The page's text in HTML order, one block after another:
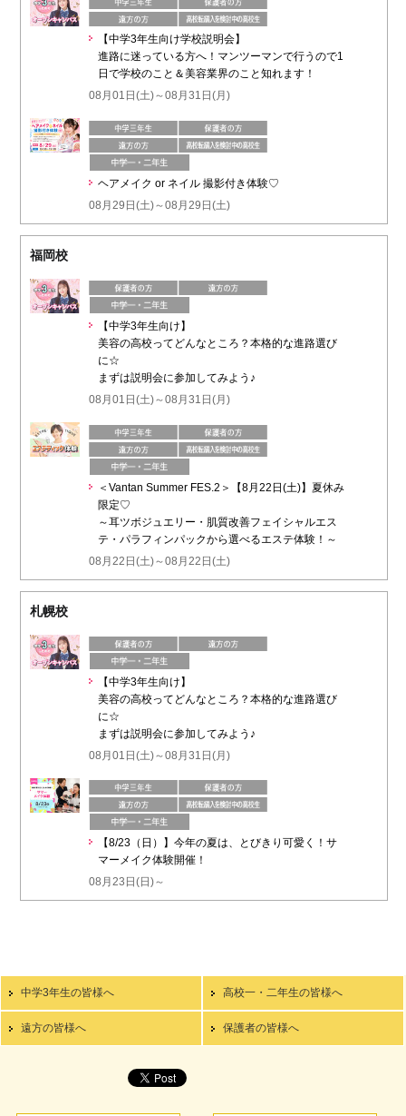
【中学3年生向け学校説明会】
進路に迷っている方へ！マンツーマンで行うので1
日で学校のこと＆美容業界のこと知れます！
08月01日(土)～08月31日(月)
ヘアメイク or ネイル 撮影付き体験♡
08月29日(土)～08月29日(土)
福岡校
【中学3年生向け】
美容の高校ってどんなところ？本格的な進路選び
に☆
まずは説明会に参加してみよう♪
08月01日(土)～08月31日(月)
＜Vantan Summer FES.2＞【8月22日(土)】夏休み
限定♡
～耳ツボジュエリー・肌質改善フェイシャルエス
テ・パラフィンパックから選べるエステ体験！～
08月22日(土)～08月22日(土)
札幌校
【中学3年生向け】
美容の高校ってどんなところ？本格的な進路選び
に☆
まずは説明会に参加してみよう♪
08月01日(土)～08月31日(月)
【8/23（日）】今年の夏は、とびきり可愛く！サ
マーメイク体験開催！
08月23日(日)～
中学3年生の皆様へ 高校一・二年生の皆様へ
遠方の皆様へ 保護者の皆様へ